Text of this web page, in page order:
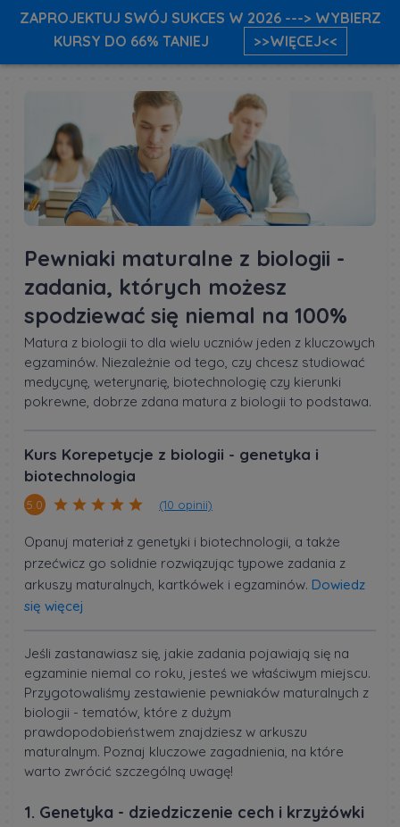
Pewniaki maturalne z biologii -
zadania, których możesz
spodziewać się niemal na 100%
Matura z biologii to dla wielu uczniów jeden z kluczowych
egzaminów. Niezależnie od tego, czy chcesz studiować
medycynę, weterynarię, biotechnologię czy kierunki
pokrewne, dobrze zdana matura z biologii to podstawa.
Kurs Korepetycje z biologii - genetyka i
biotechnologia
5.0 (10 opinii)
Opanuj materiał z genetyki i biotechnologii, a także
przećwicz go solidnie rozwiązując typowe zadania z
arkuszy maturalnych, kartkówek i egzaminów. Dowiedz
się więcej
Jeśli zastanawiasz się, jakie zadania pojawiają się na
egzaminie niemal co roku, jesteś we właściwym miejscu.
Przygotowaliśmy zestawienie pewniaków maturalnych z
biologii - tematów, które z dużym
prawdopodobieństwem znajdziesz w arkuszu
maturalnym. Poznaj kluczowe zagadnienia, na które
warto zwrócić szczególną uwagę!
1. Genetyka - dziedziczenie cech i krzyżówki
ZAPROJEKTUJ SWÓJ SUKCES W 2026 ---> WYBIERZ
KURSY DO 66% TANIEJ
>>WIĘCEJ<<